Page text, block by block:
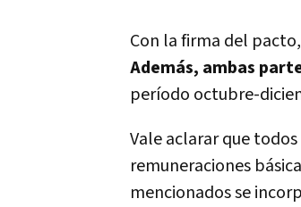
Con la firma del pacto,
Además, ambas
período octubre-
Vale aclarar que
remuneraciones
mencionados se